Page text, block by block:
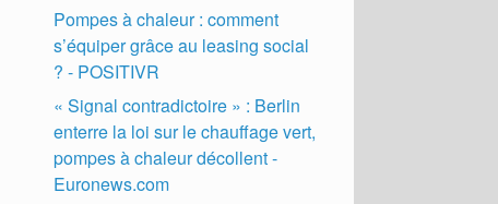
Pompes à chaleur : comment
s’équiper grâce au leasing social
? - POSITIVR
« Signal contradictoire » : Berlin
enterre la loi sur le chauffage vert,
pompes à chaleur décollent -
Euronews.com